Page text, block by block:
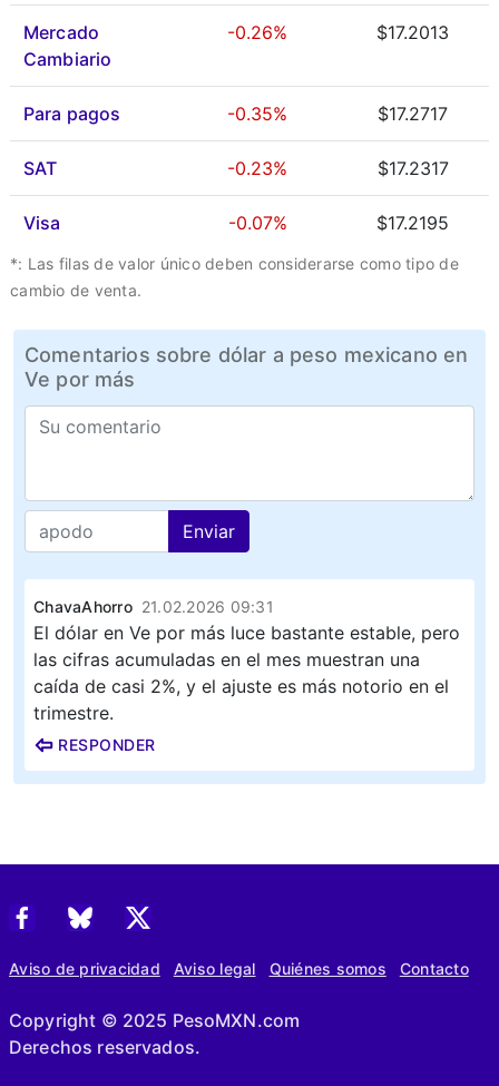
Mercado
Cambiario
-0.26% $17.2013
Para pagos -0.35% $17.2717
SAT -0.23% $17.2317
Visa -0.07% $17.2195
*: Las filas de valor único deben considerarse como tipo de
cambio de venta.
Comentarios sobre dólar a peso mexicano en
Ve por más
Enviar
ChavaAhorro 21.02.2026 09:31
El dólar en Ve por más luce bastante estable, pero
las cifras acumuladas en el mes muestran una
caída de casi 2%, y el ajuste es más notorio en el
trimestre.
RESPONDER
Aviso de privacidad Aviso legal Quiénes somos Contacto
Copyright © 2025 PesoMXN.com
Derechos reservados.